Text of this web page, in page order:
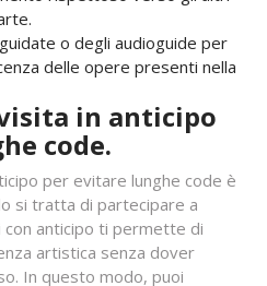
o degli audioguide per
delle opere presenti nella
in anticipo
code.
per evitare lunghe code è
si tratta di partecipare a
con anticipo ti permette di
artistica senza dover
In questo modo, puoi